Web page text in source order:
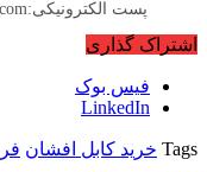
پست الکترونیکی:aradcable@gmail.com
اشتراک گذاری
فیس بوک
LinkedIn
Tags خرید کابل افشان